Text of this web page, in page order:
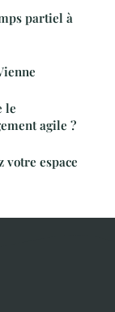
partiel à
le
agile ?
espace